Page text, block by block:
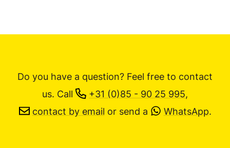
Do you have a question? Feel free to contact
us. Call +31 (0)85 - 90 25 995,
contact by email or send a WhatsApp.